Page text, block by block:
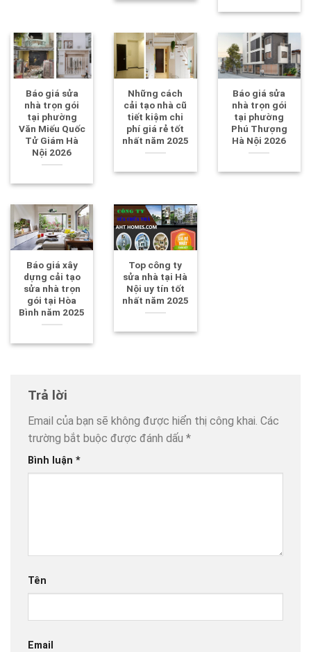
Báo giá sửa
nhà trọn gói
tại phường
Văn Miếu Quốc
Tử Giám Hà
Nội 2026
Những cách
cải tạo nhà cũ
tiết kiệm chi
phí giá rẻ tốt
nhất năm 2025
Báo giá sửa
nhà trọn gói
tại phường
Phú Thượng
Hà Nội 2026
Báo giá xây
dựng cải tạo
sửa nhà trọn
gói tại Hòa
Bình năm 2025
Top công ty
sửa nhà tại Hà
Nội uy tín tốt
nhất năm 2025
Trả lời
Email của bạn sẽ không được hiển thị công khai. Các
trường bắt buộc được đánh dấu *
Bình luận *
Tên
Email